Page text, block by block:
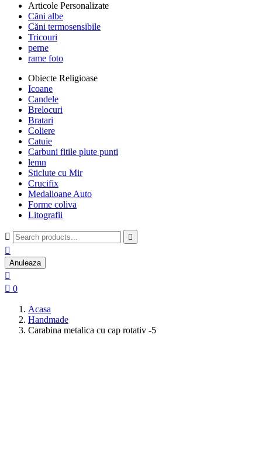
Articole Personalizate
Căni albe
Căni termosensibile
Tricouri
perne
rame foto
Obiecte Religioase
Icoane
Candele
Brelocuri
Bratari
Coliere
Catuie
Carbuni fitile plute punti
lemn
Sticlute cu Mir
Crucifix
Medalioane Auto
Forme coliva
Litografii
 

Anuleaza

 0
Acasa
Handmade
Carabina metalica cu cap rotativ -5